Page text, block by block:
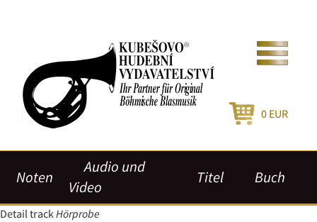
0 EUR
Noten
Audio und
Video
Titel Buch
Detail trackHörprobe